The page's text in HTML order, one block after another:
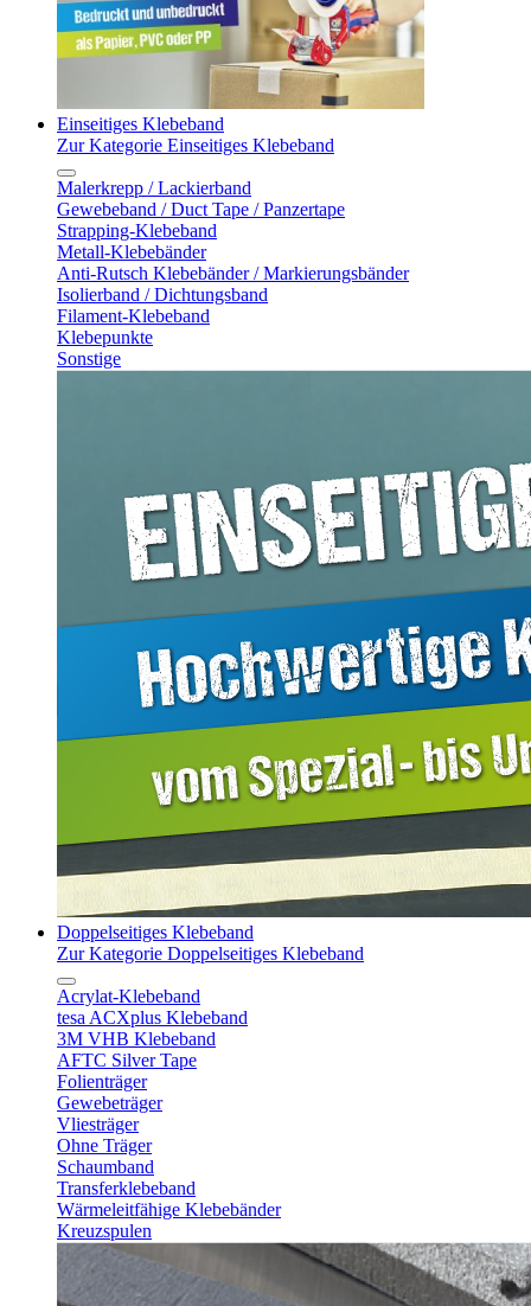
Einseitiges Klebeband
Zur Kategorie Einseitiges Klebeband
Malerkrepp / Lackierband
Gewebeband / Duct Tape / Panzertape
Strapping-Klebeband
Metall-Klebebänder
Anti-Rutsch Klebebänder / Markierungsbänder
Isolierband / Dichtungsband
Filament-Klebeband
Klebepunkte
Sonstige
Doppelseitiges Klebeband
Zur Kategorie Doppelseitiges Klebeband
Acrylat-Klebeband
tesa ACXplus Klebeband
3M VHB Klebeband
AFTC Silver Tape
Folienträger
Gewebeträger
Vliesträger
Ohne Träger
Schaumband
Transferklebeband
Wärmeleitfähige Klebebänder
Kreuzspulen